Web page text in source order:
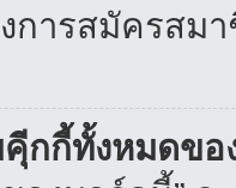
การสมัครสม
กกี้ทั้งหมดขอ